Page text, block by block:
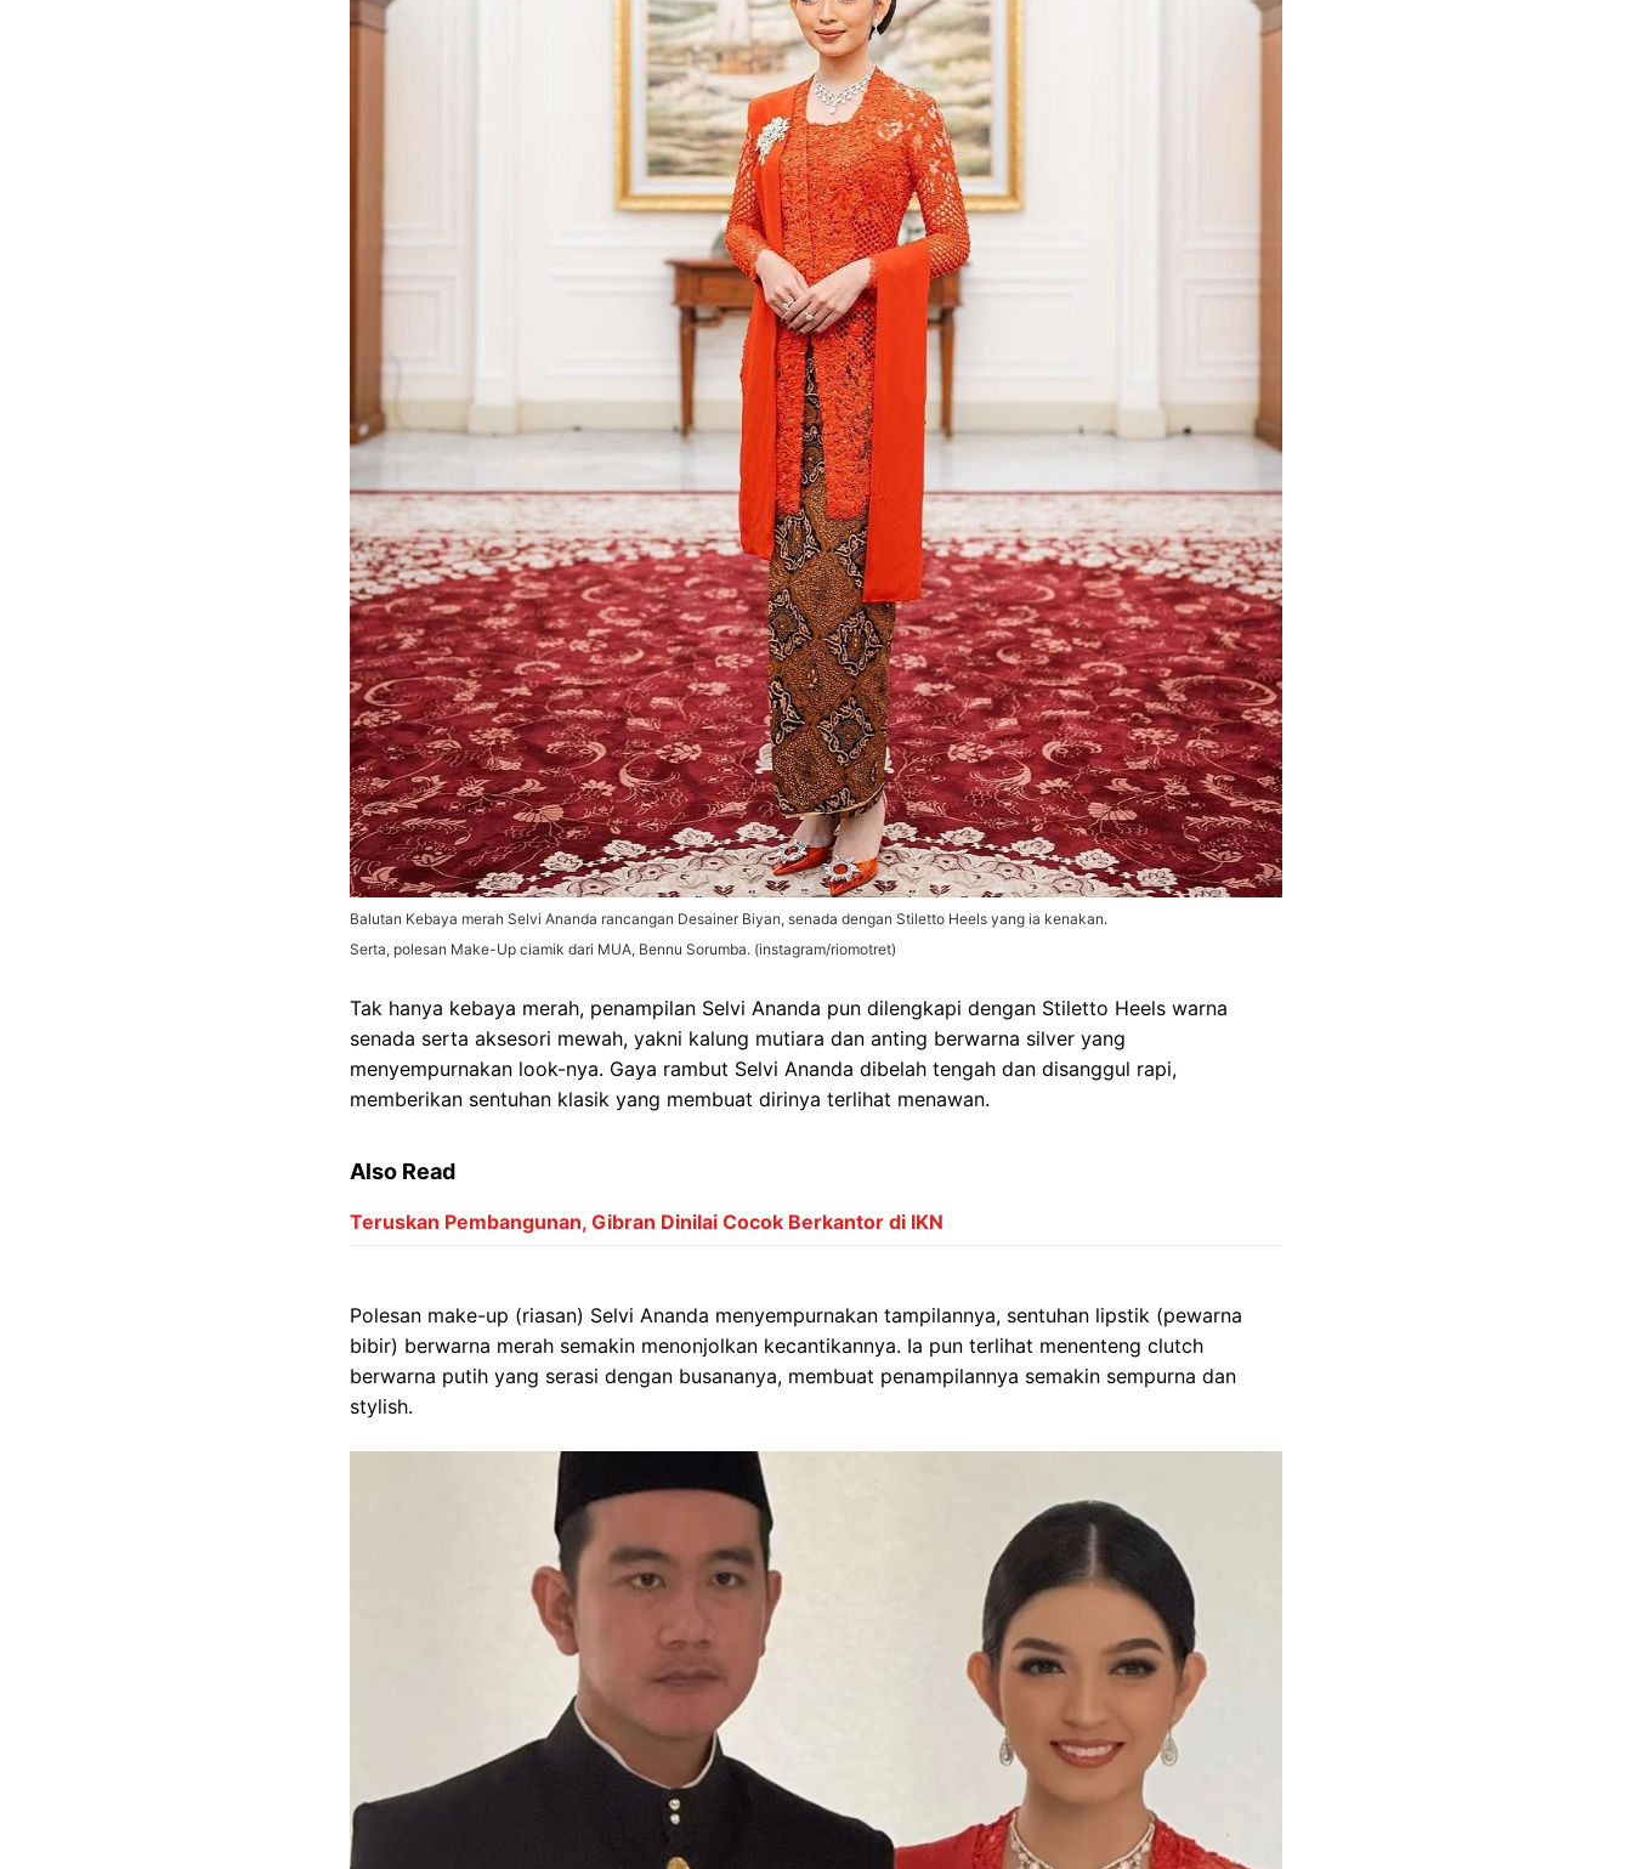
Balutan Kebaya merah Selvi Ananda rancangan Desainer Biyan, senada dengan Stiletto Heels yang ia kenakan.
Serta, polesan Make-Up ciamik dari MUA, Bennu Sorumba. (instagram/riomotret)
Tak hanya kebaya merah, penampilan Selvi Ananda pun dilengkapi dengan Stiletto Heels warna
senada serta aksesori mewah, yakni kalung mutiara dan anting berwarna silver yang
menyempurnakan look-nya. Gaya rambut Selvi Ananda dibelah tengah dan disanggul rapi,
memberikan sentuhan klasik yang membuat dirinya terlihat menawan.
Also Read
Teruskan Pembangunan, Gibran Dinilai Cocok Berkantor di IKN
Polesan make-up (riasan) Selvi Ananda menyempurnakan tampilannya, sentuhan lipstik (pewarna
bibir) berwarna merah semakin menonjolkan kecantikannya. Ia pun terlihat menenteng clutch
berwarna putih yang serasi dengan busananya, membuat penampilannya semakin sempurna dan
stylish.